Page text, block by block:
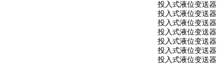
投入式液位变送器
投入式液位变送器
投入式液位变送器
投入式液位变送器
投入式液位变送器
投入式液位变送器
投入式液位变送器